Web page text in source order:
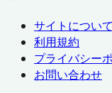
サイトについて
利用規約
プライバシー
お問い合わせ